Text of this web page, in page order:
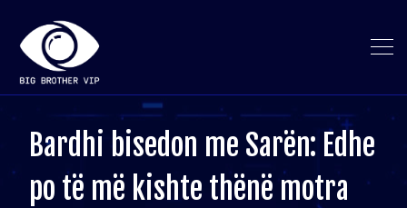
Bardhi bisedon me Sarën: Edhe
po të më kishte thënë motra